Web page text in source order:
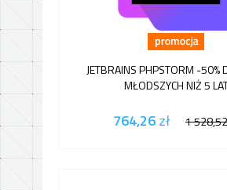
JETBRAINS PHPSTORM -50%
MŁODSZYCH NIŻ 5
764,26zł 1